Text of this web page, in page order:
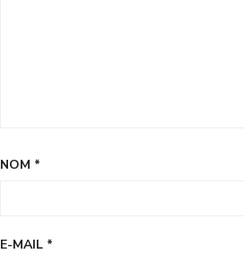
NOM *
E-MAIL *